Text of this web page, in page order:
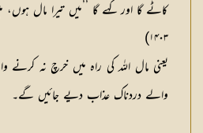
کاٹے گا اور کہے گا ’’میں تیرا مال ہوں،
۱۴۰۳)
یعنی مال اللہ کی راہ میں خرچ نہ کرنے
والے دردناک عذاب دیے جائیں گے۔